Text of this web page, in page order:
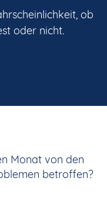
ob
oder nicht.
Monat von den
betroffen?